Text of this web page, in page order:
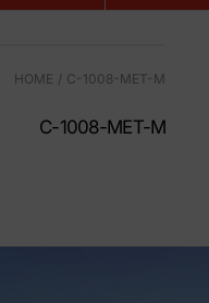
HOME C-1008-MET-M
C-1008-MET-M